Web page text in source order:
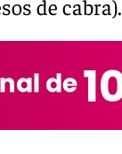
de cabra).